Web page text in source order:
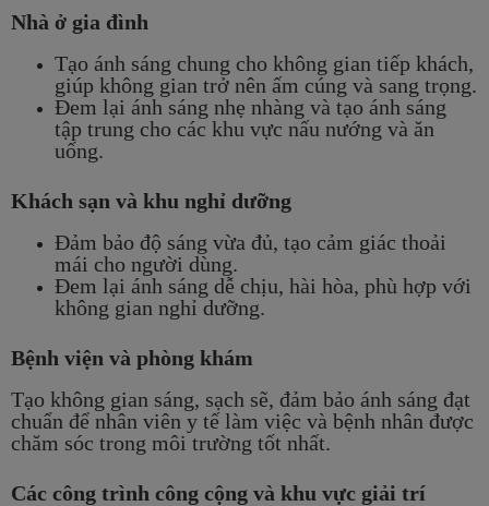
Nhà ở gia đình
Tạo ánh sáng chung cho không gian tiếp khách,
giúp không gian trở nên ấm cúng và sang trọng.
Đem lại ánh sáng nhẹ nhàng và tạo ánh sáng
tập trung cho các khu vực nấu nướng và ăn
uống.
Khách sạn và khu nghỉ dưỡng
Đảm bảo độ sáng vừa đủ, tạo cảm giác thoải
mái cho người dùng.
Đem lại ánh sáng dễ chịu, hài hòa, phù hợp với
không gian nghỉ dưỡng.
Bệnh viện và phòng khám
Tạo không gian sáng, sạch sẽ, đảm bảo ánh sáng đạt
chuẩn để nhân viên y tế làm việc và bệnh nhân được
chăm sóc trong môi trường tốt nhất.
Các công trình công cộng và khu vực giải trí